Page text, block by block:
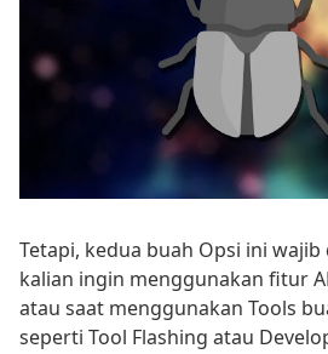
Tetapi, kedua buah Opsi ini
kalian ingin menggunakan fitur
atau saat menggunakan Tools
seperti Tool Flashing atau